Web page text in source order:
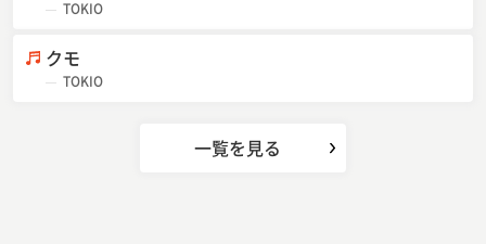
TOKIO
クモ
TOKIO
一覧を見る